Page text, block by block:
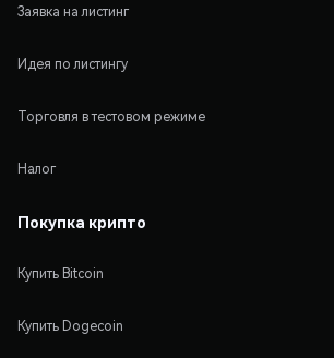
Заявка на листинг
Идея по листингу
Торговля в тестовом режиме
Налог
Покупка крипто
Купить Bitcoin
Купить Dogecoin